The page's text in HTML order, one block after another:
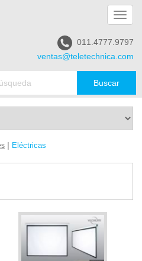
011.4777.9797
ventas@teletechnica.com
| Eléctricas